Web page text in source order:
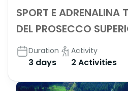
SPORT E ADRENALINA
DEL PROSECCO
Duration
3 days
Activity
2 Activities